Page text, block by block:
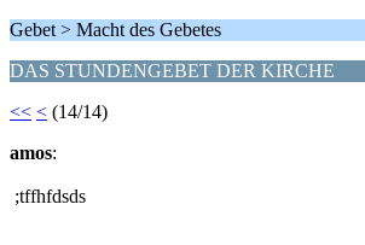
Gebet > Macht des Gebetes
DAS STUNDENGEBET DER KIRCHE
<< < (14/14)
amos:
;tffhfdsds